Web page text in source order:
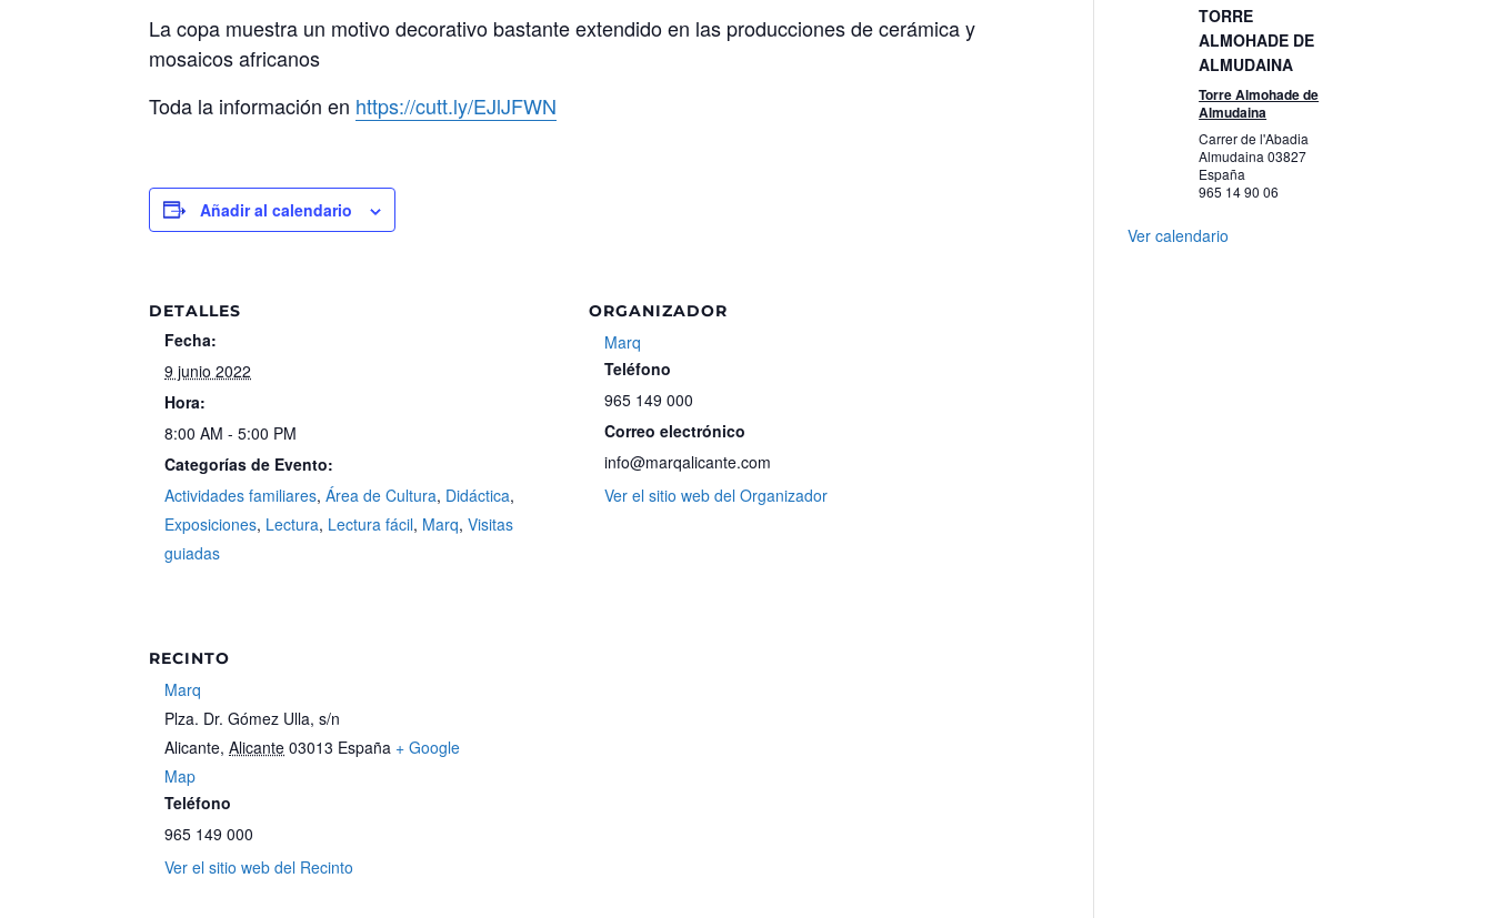
La copa muestra un motivo decorativo bastante extendido en las producciones de cerámica y
mosaicos africanos
Toda la información en https://cutt.ly/EJlJFWN
Añadir al calendario
DETALLES
Fecha:
9 junio 2022
Hora:
8:00 AM - 5:00 PM
Categorías de Evento:
Actividades familiares,Área de Cultura, Didáctica,
Exposiciones, Lectura, Lectura fácil, Marq,Visitas
guiadas
ORGANIZADOR
Marq
Teléfono
965 149 000
Correo electrónico
info@marqalicante.com
Ver el sitio web del Organizador
RECINTO
Marq
Plza. Dr. Gómez Ulla, s/n
Alicante, Alicante 03013 España + Google
Map
Teléfono
965 149 000
Ver el sitio web del Recinto
TORRE
ALMOHADE DE
ALMUDAINA
Torre Almohade de
Almudaina
Carrer de l'Abadia
Almudaina03827
España
965 14 90 06
Ver calendario